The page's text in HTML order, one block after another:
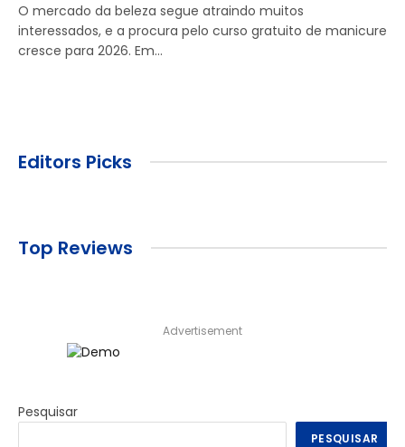
O mercado da beleza segue atraindo muitos
interessados, e a procura pelo curso gratuito de manicure
cresce para 2026. Em…
Editors Picks
Top Reviews
Advertisement
Pesquisar
PESQUISAR